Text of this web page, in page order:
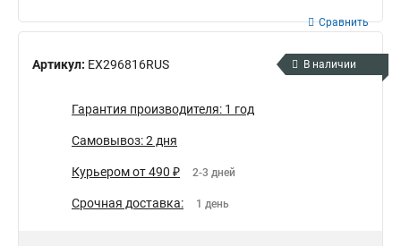
Артикул: EX296816RUS
Сравнить
В наличии
Гарантия производителя: 1 год
Самовывоз: 2 дня
Курьером от 490 ₽ 2-3 дней
Срочная доставка: 1 день